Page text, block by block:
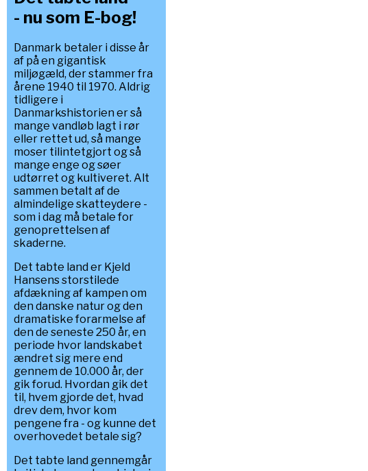
- nu som E-bog!
Danmark betaler i disse år
af på en gigantisk
miljøgæld, der stammer fra
årene 1940 til 1970. Aldrig
tidligere i
Danmarkshistorien er så
mange vandløb lagt i rør
eller rettet ud, så mange
moser tilintetgjort og så
mange enge og søer
udtørret og kultiveret. Alt
sammen betalt af de
almindelige skatteydere -
som i dag må betale for
genoprettelsen af
skaderne.
Det tabte land er Kjeld
Hansens storstilede
afdækning af kampen om
den danske natur og den
dramatiske forarmelse af
den de seneste 250 år, en
periode hvor landskabet
ændret sig mere end
gennem de 10.000 år, der
gik forud. Hvordan gik det
til, hvem gjorde det, hvad
drev dem, hvor kom
pengene fra - og kunne det
overhovedet betale sig?
Det tabte land gennemgår